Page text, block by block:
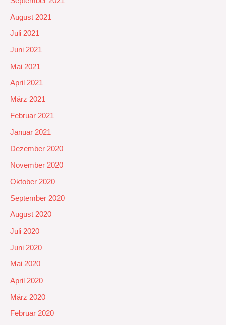
August 2021
Juli 2021
Juni 2021
Mai 2021
April 2021
März 2021
Februar 2021
Januar 2021
Dezember 2020
November 2020
Oktober 2020
September 2020
August 2020
Juli 2020
Juni 2020
Mai 2020
April 2020
März 2020
Februar 2020